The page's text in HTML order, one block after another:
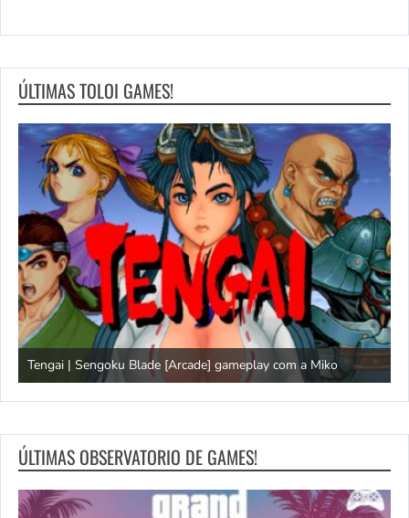
ÚLTIMAS TOLOI GAMES!
Blade [Arcade] gameplay com a Miko Domingão do
ÚLTIMAS OBSERVATORIO DE GAMES!